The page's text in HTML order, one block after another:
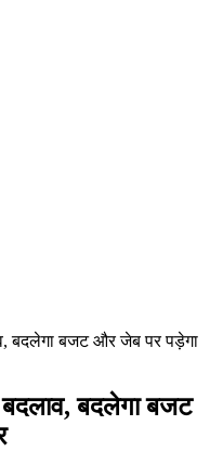
बदलेगा बजट और जेब पर पड़ेगा
बदलेगा बजट